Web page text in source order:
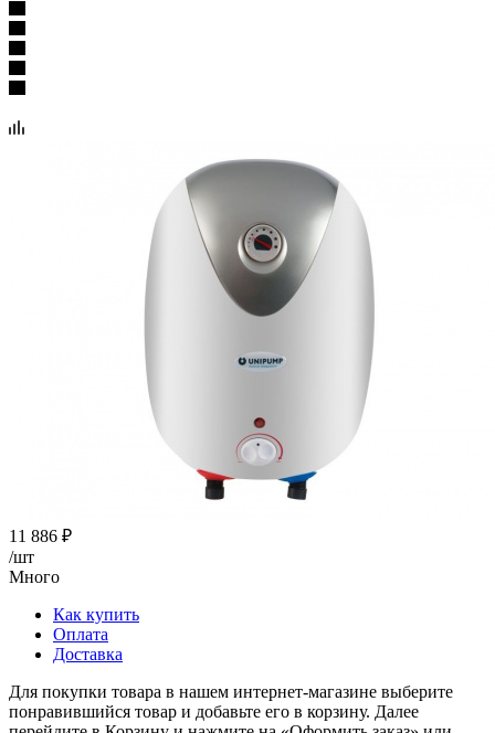
11 886 ₽
/шт
Много
Как купить
Оплата
Доставка
Для покупки товара в нашем интернет-магазине выберите
понравившийся товар и добавьте его в корзину. Далее